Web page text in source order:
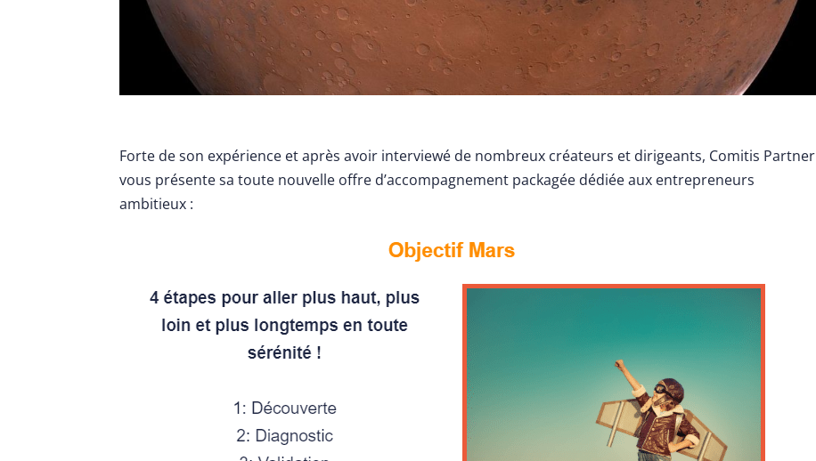
Forte de son expérience et après avoir interviewé de nombreux créateurs et dirigeants, Comitis Partner
vous présente sa toute nouvelle offre d’accompagnement packagée dédiée aux entrepreneurs
ambitieux :